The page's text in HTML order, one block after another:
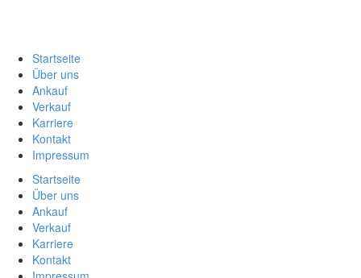
Startseite
Über uns
Ankauf
Verkauf
Karriere
Kontakt
Impressum
Startseite
Über uns
Ankauf
Verkauf
Karriere
Kontakt